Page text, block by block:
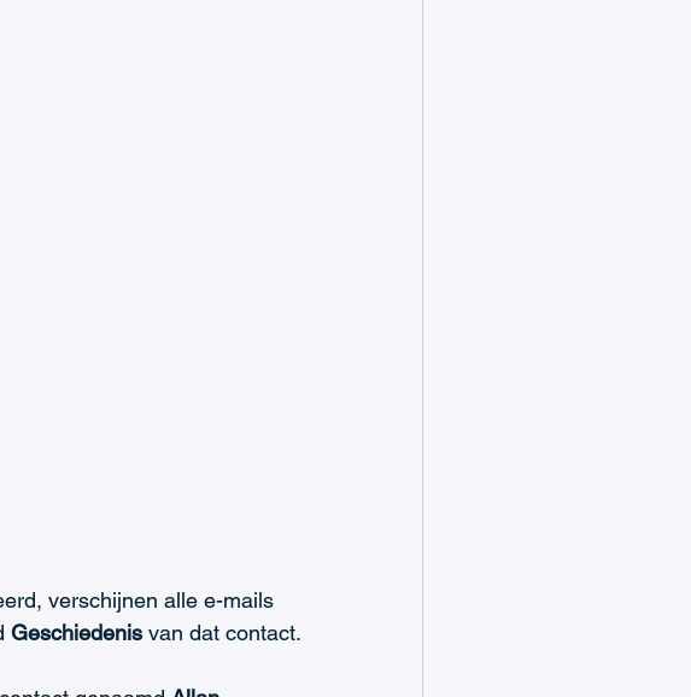
verschijnen alle e-mails
Geschiedenis van dat contact.